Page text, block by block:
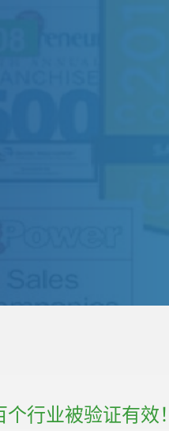
行业被验证有效！